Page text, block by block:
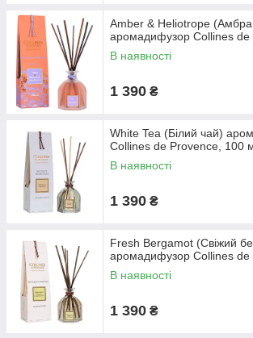
Amber & Heliotrope (Амбра
аромадифузор Collines
В наявності
1 390 ₴
White Tea (Білий чай)
Collines de Provence, 100
В наявності
1 390 ₴
Fresh Bergamot (Свіжий
аромадифузор Collines
В наявності
1 390 ₴